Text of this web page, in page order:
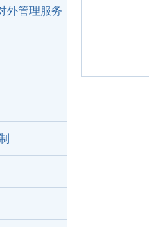
外管理服务